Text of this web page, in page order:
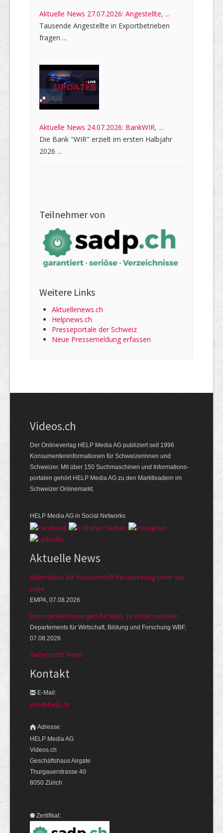
Aktuelle News 27.07.2026: Angestellte, ...
Tausende Angestellte in Exportbetrieben
fragen ...
Aktuelle News 24.07.2026: BankWIR, ...
Die Bank "WIR" erzielt im ersten Halbjahr
2026 ...
Teilnehmer von
Weitere Links
Aktuellenews.ch
Helpnews.ch
Presseportale der Schweiz
Neue Pressemeldung erfassen
Videos.ch
Der Onlineverlag HELP Media AG publiziert seit 1996
Konsumenten­informationen für Schweizerinnen und
Schweizer. Mit über 150 Suchmaschinen und Informations­
portalen gehört HELP Media AG zu den Marktleadern im
Schweizer Onlinemarkt.
HELP Media AG in Social Networks
Aktuelle News
Materialien für Wasserstoff-Verarbeitung unter der
Lupe
EMPA, 07.08.2026
Importerleichterungen für Mais zu Futterzwecken
Departements für Wirtschaft, Bildung und Forschung WBF,
07.08.2026
Siehe mehr News
Kontakt
E-Mail:
info@help.ch
Adresse:
HELP Media AG
Videos.ch
Geschäftshaus Airgate
Thurgauerstrasse 40
8050 Zürich
Zertifikat: